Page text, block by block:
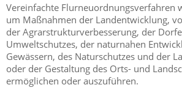
Vereinfachte Flurneuordnungsverfahren
um Maßnahmen der Landentwicklung,
der Agrarstrukturverbesserung, der
Umweltschutzes, der naturnahen
Gewässern, des Naturschutzes und der
oder der Gestaltung des Orts- und
ermöglichen oder auszuführen.